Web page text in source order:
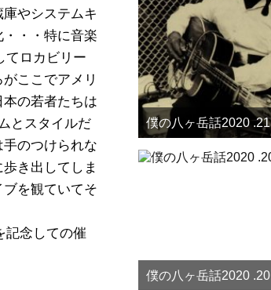
やシステムキ
・・特に音楽
てロカビリー
ここでアメリ
の若者たちは
とスタイルだ
のつけられな
き出してしま
を観ていてそ
記念しての催
僕の八ヶ岳話2020 .21
僕の八ヶ岳話2020 .20